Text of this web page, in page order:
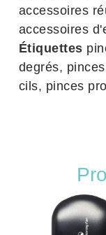
accessoires
accessoires
Étiquettes
degrés,
cils, pinces